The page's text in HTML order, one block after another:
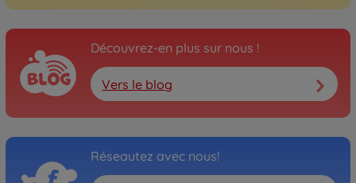
Découvrez-en plus sur nous !
Vers le blog
Réseautez avec nous!